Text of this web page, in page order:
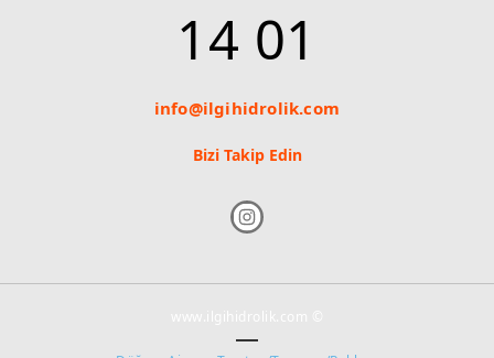
14 01
info@ilgihidrolik.com
Bizi Takip Edin